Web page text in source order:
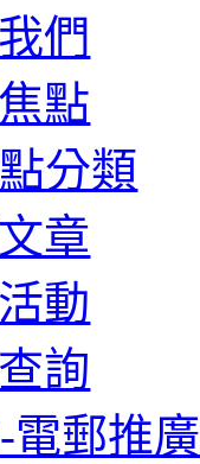
們
點
分類
章
動
詢
電郵推廣